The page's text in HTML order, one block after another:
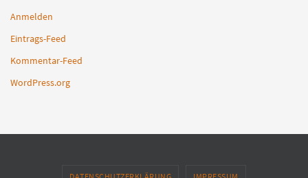
Anmelden
Eintrags-Feed
Kommentar-Feed
WordPress.org